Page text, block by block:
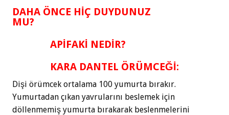
DAHA ÖNCE HİÇ DUYDUNUZ
MU?
APİFAKİ NEDİR?
KARA DANTEL ÖRÜMCEĞİ:
Dişi örümcek ortalama 100 yumurta bırakır.
Yumurtadan çıkan yavrularını beslemek için
döllenmemiş yumurta bırakarak beslenmelerini